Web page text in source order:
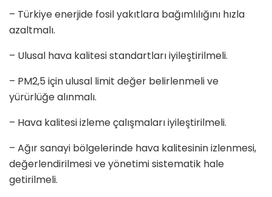
– Türkiye enerjide fosil yakıtlara bağımlılığını hızla
azaltmalı.
– Ulusal hava kalitesi standartları iyileştirilmeli.
– PM2,5 için ulusal limit değer belirlenmeli ve
yürürlüğe alınmalı.
– Hava kalitesi izleme çalışmaları iyileştirilmeli.
– Ağır sanayi bölgelerinde hava kalitesinin izlenmesi,
değerlendirilmesi ve yönetimi sistematik hale
getirilmeli.